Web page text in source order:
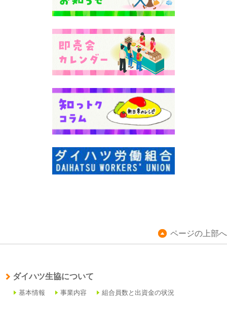
ページの上部へ
ダイハツ生協について
基本情報 事業内容 組合員数と出資金の状況